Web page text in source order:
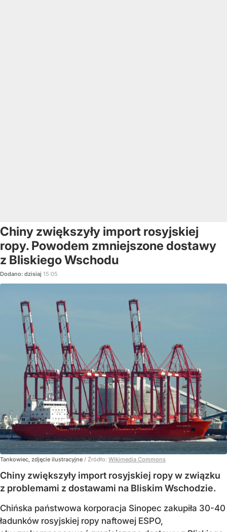
Chiny zwiększyły import rosyjskiej
ropy. Powodem zmniejszone dostawy
z Bliskiego Wschodu
Dodano: dzisiaj 15:05
Tankowiec, zdjęcie ilustracyjne / Źródło: Wikimedia Commons
Chiny zwiększyły import rosyjskiej ropy w związku
z problemami z dostawami na Bliskim Wschodzie.
Chińska państwowa korporacja Sinopec zakupiła 30-40
ładunków rosyjskiej ropy naftowej ESPO,